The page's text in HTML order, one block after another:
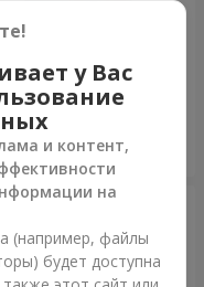
"Нежный оттенок"
грн
Заказать
у Вас
и контент,
на
(например, файлы
будет доступна